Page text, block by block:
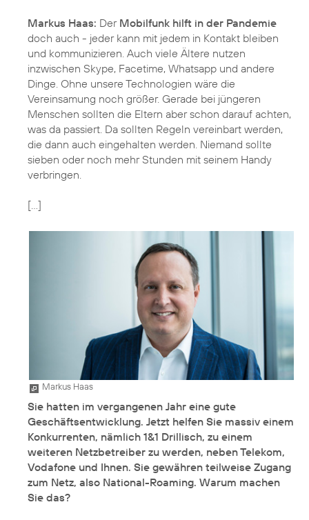
Markus Haas: Der Mobilfunk hilft in der Pandemie
doch auch - jeder kann mit jedem in Kontakt bleiben
und kommunizieren. Auch viele Ältere nutzen
inzwischen Skype, Facetime, Whatsapp und andere
Dinge. Ohne unsere Technologien wäre die
Vereinsamung noch größer. Gerade bei jüngeren
Menschen sollten die Eltern aber schon darauf achten,
was da passiert. Da sollten Regeln vereinbart werden,
die dann auch eingehalten werden. Niemand sollte
sieben oder noch mehr Stunden mit seinem Handy
verbringen.
[…]
Markus Haas
Sie hatten im vergangenen Jahr eine gute
Geschäftsentwicklung. Jetzt helfen Sie massiv einem
Konkurrenten, nämlich 1&1 Drillisch, zu einem
weiteren Netzbetreiber zu werden, neben Telekom,
Vodafone und Ihnen. Sie gewähren teilweise Zugang
zum Netz, also National-Roaming. Warum machen
Sie das?